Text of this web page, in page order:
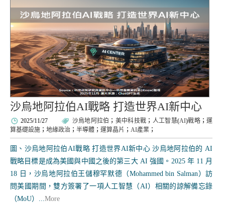
沙烏地阿拉伯AI戰略 打造世界AI新中心
2025/11/27 沙烏地阿拉伯 ； 美中科技戰 ； 人工智慧(AI)戰略； 運
算基礎設施 ； 地緣政治 ； 半導體 ； 運算晶片 ； AI產業 ；
圖、沙烏地阿拉伯AI戰略 打造世界AI新中心 沙烏地阿拉伯的 AI
戰略目標是成為美國與中國之後的第三大 AI 強國。2025 年 11 月
18 日，沙烏地阿拉伯王儲穆罕默德（Mohammed bin Salman）訪
問美國期間，雙方簽署了一項人工智慧（AI）相關的諒解備忘錄
（MoU）...More